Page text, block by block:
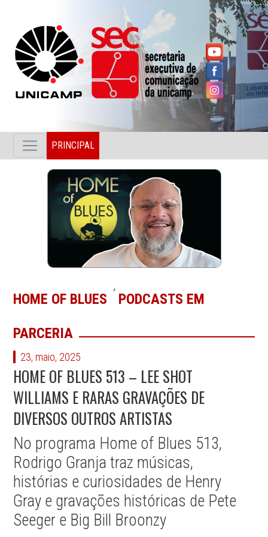
PRINCIPAL
HOME OF BLUES
,
PODCASTS EM
PARCERIA
23, maio, 2025
HOME OF BLUES 513 – LEE SHOT
WILLIAMS E RARAS GRAVAÇÕES DE
DIVERSOS OUTROS ARTISTAS
No programa Home of Blues 513,
Rodrigo Granja traz músicas,
histórias e curiosidades de Henry
Gray e gravações históricas de Pete
Seeger e Big Bill Broonzy